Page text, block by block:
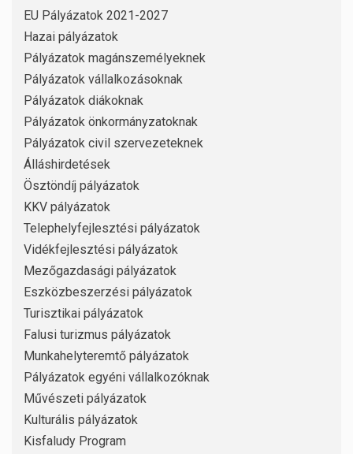
EU Pályázatok 2021-2027
Hazai pályázatok
Pályázatok magánszemélyeknek
Pályázatok vállalkozásoknak
Pályázatok diákoknak
Pályázatok önkormányzatoknak
Pályázatok civil szervezeteknek
Álláshirdetések
Ösztöndíj pályázatok
KKV pályázatok
Telephelyfejlesztési pályázatok
Vidékfejlesztési pályázatok
Mezőgazdasági pályázatok
Eszközbeszerzési pályázatok
Turisztikai pályázatok
Falusi turizmus pályázatok
Munkahelyteremtő pályázatok
Pályázatok egyéni vállalkozóknak
Művészeti pályázatok
Kulturális pályázatok
Kisfaludy Program